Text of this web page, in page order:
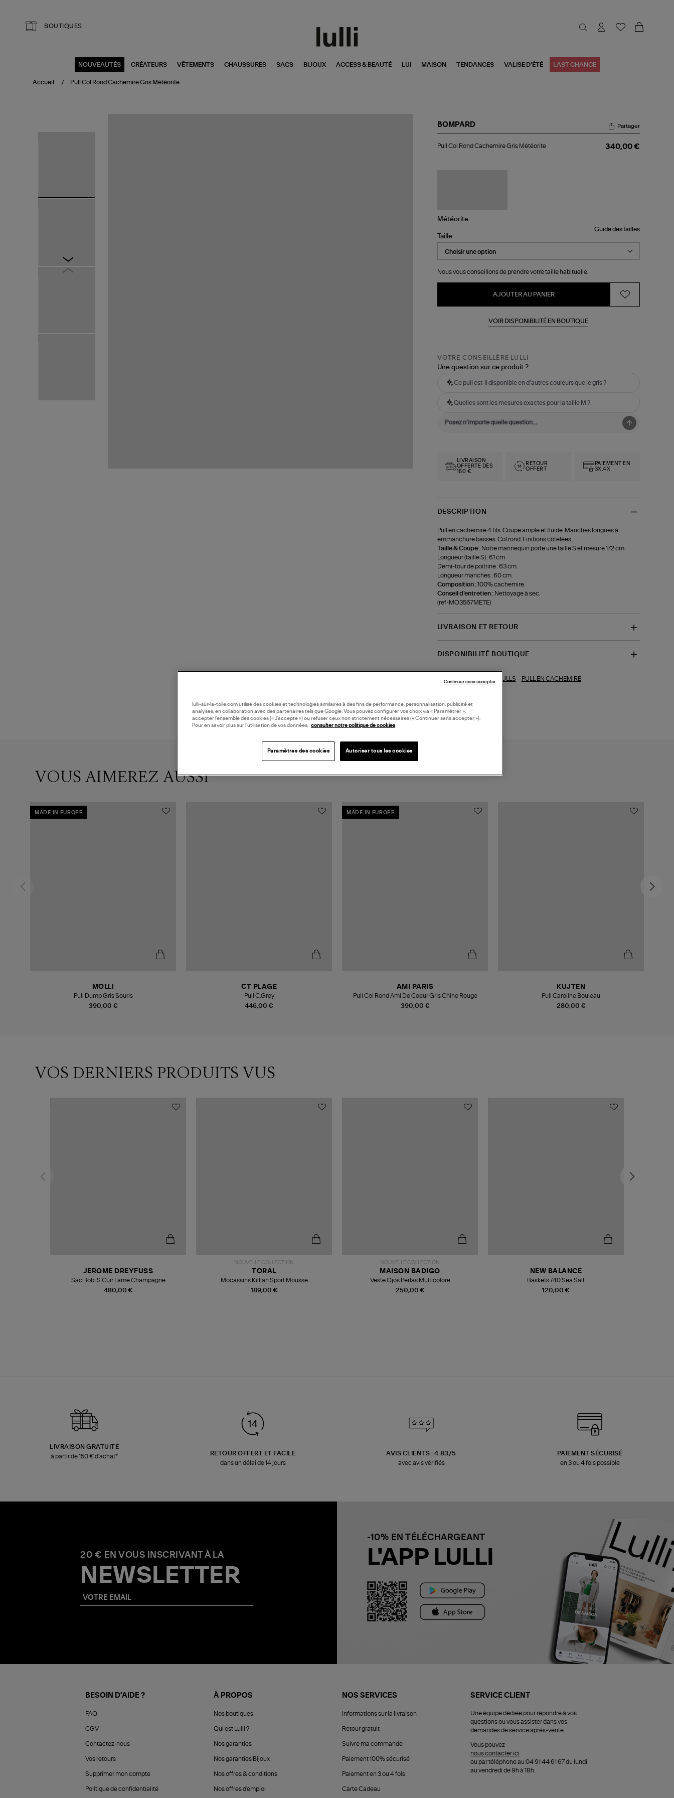
BOUTIQUES
NOUVEAUTÉS CRÉATEURS VÊTEMENTS CHAUSSURES SACS BIJOUX ACCESS & BEAUTÉ LUI MAISON TENDANCES VALISE D'ÉTÉ LAST CHANCE
Accueil Pull Col Rond Cachemire Gris Météorite
BOMPARD
Col
Partager
Pull Col Rond Cachemire Gris Météorite 340,00 €
Guide des tailles
Taille
Nous vous conseillons de prendre votre taille habituelle.
AJOUTER AU PANIER
VOIR DISPONIBILITÉ EN BOUTIQUE
VOTRE CONSEILLÈRE LULLI
Une question sur ce produit ?
Ce pull est-il disponible en d'autres couleurs que le gris ?
Quelles sont les mesures exactes pour la taille M ?
LIVRAISON
OFFERTE DÈS
150 €
RETOUR
OFFERT
PAIEMENT EN
3X,4X
DESCRIPTION
Pull en cachemire 4 fils. Coupe ample et fluide. Manches longues à
emmanchure basses. Col rond. Finitions côtelées.
Taille & Coupe : Notre mannequin porte une taille S et mesure 172 cm.
Longueur (taille S) : 61 cm.
Demi-tour de poitrine : 63 cm.
Longueur manches : 60 cm.
Composition :100% cachemire.
Conseil d'entretien : Nettoyage à sec.
(ref-MO3567METE)
LIVRAISON ET RETOUR
DISPONIBILITÉ BOUTIQUE
Collections similaires : PULLS - PULL EN CACHEMIRE
VOUS AIMEREZ AUSSI
MADE IN EUROPE
390,00 €
MOLLI
Pull Dump Gris Souris
446,00 €
CT PLAGE
Pull C.Grey
MADE IN EUROPE
390,00 €
AMI PARIS
Pull Col Rond Ami De Coeur Gris Chine Rouge
280,00 €
KUJTEN
Pull Caroline Bouleau
VOS DERNIERS PRODUITS VUS
480,00 €
JEROME DREYFUSS
Sac Bobi S Cuir Lamé Champagne
NOUVELLE COLLECTION
189,00 €
TORAL
Mocassins Killian Sport Mousse
NOUVELLE COLLECTION
250,00 €
MAISON BADIGO
Veste Ojos Perlas Multicolore
120,00 €
NEW BALANCE
Baskets 740 Sea Salt
LIVRAISON GRATUITE
à partir de 150 € d'achat*
RETOUR OFFERT ET FACILE
dans un délai de 14 jours
AVIS CLIENTS : 4.83/5
avec avis vérifiés
PAIEMENT SÉCURISÉ
en 3 ou 4 fois possible
20 € EN VOUS INSCRIVANT À LA
NEWSLETTER
-10% EN TÉLÉCHARGEANT
L'APP LULLI
BESOIN D'AIDE ?
FAQ
CGV
Contactez-nous
Vos retours
Supprimer mon compte
Politique de confidentialité
À PROPOS
Nos boutiques
Qui est Lulli ?
Nos garanties
Nos garanties Bijoux
Nos offres & conditions
Nos offres d'emploi
NOS SERVICES
Informations sur la livraison
Retour gratuit
Suivre ma commande
Paiement 100% sécurisé
Paiement en 3 ou 4 fois
Carte Cadeau
SERVICE CLIENT
Une équipe dédiée pour répondre à vos
questions ou vous assister dans vos
demandes de service après-vente.
Vous pouvez
nous contacter ici
ou par téléphone au 04 91 44 61 67 du lundi
au vendredi de 9h à 18h.
lulli-sur-la-toile.com utilise des cookies et technologies similaires à des fins de performance, personnalisation, publicité et
analyses, en collaboration avec des partenaires tels que Google. Vous pouvez configurer vos choix via « Paramétrer »,
accepter l’ensemble des cookies (« J’accepte ») ou refuser ceux non strictement nécessaires (« Continuer sans accepter »).
Pour en savoir plus sur l’utilisation de vos données, consulter notre politique de cookies
Paramètres des cookies Autoriser tous les cookies
Continuer sans accepter